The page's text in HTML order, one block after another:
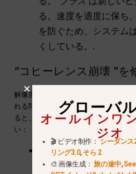
る。速度を適度に保ち
を防ぐため、システム
くしている。.
“コヒーレンス崩壊 ”を
解像度を超えると、長いビデオは “コ
れる問題に直面します。約60秒（お
ると、奇妙なことが起こっているこ
い：
シェイプシフター」効果
ツの色が徐々に青から
グローバ
オールインワ
ジオ
🎬 ビデオ制作：シーダンス
リング3.0,そら 2
🎨 画像生成：旅の途中,